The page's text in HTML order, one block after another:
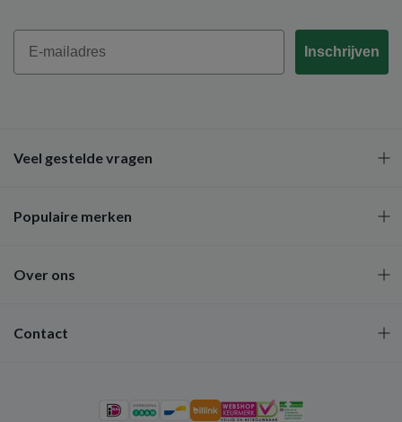
Email
Inschrijven
Veel gestelde vragen
Populaire merken
Over ons
Contact